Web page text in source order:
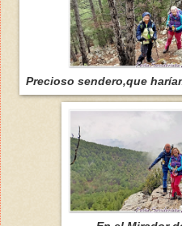
Precioso sendero,que